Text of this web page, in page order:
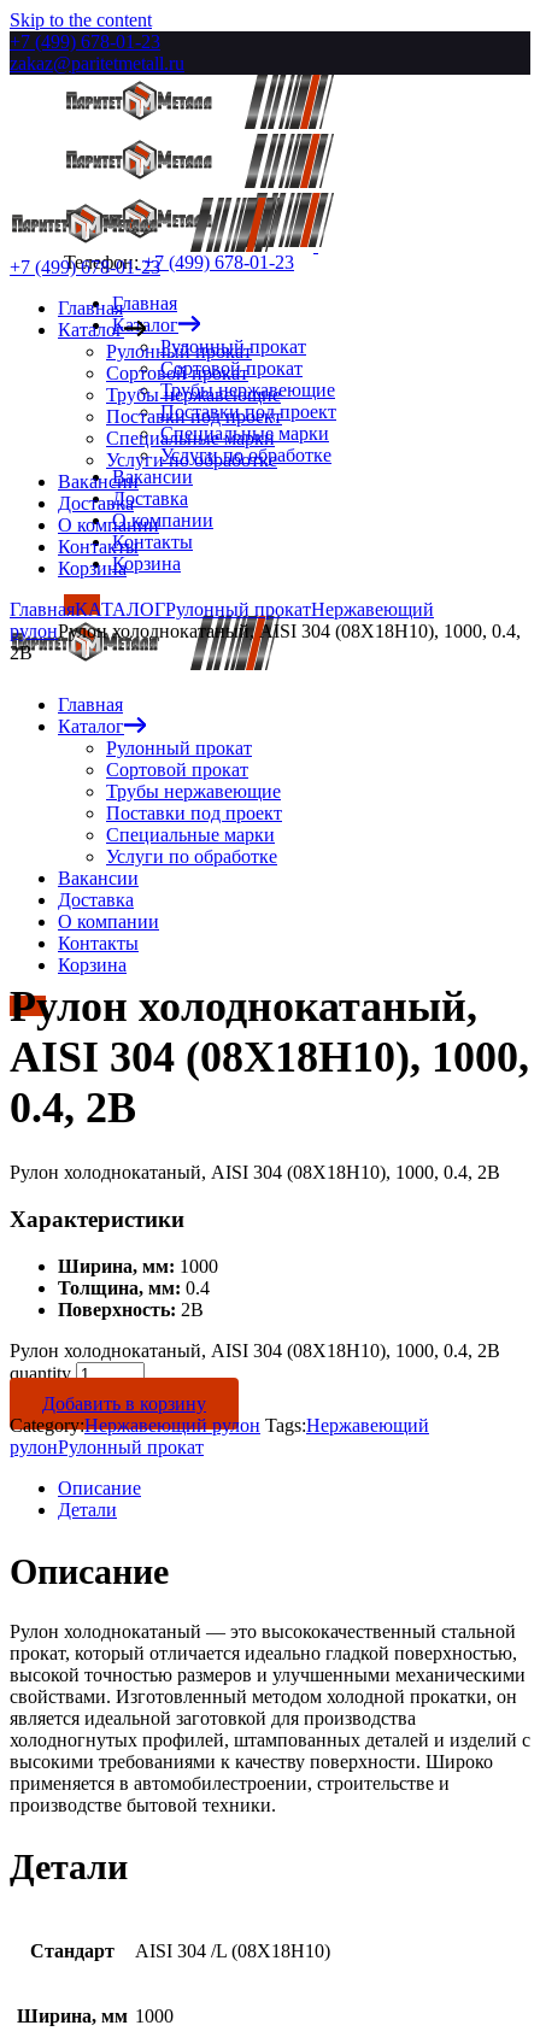
Skip to the content
+7 (499) 678-01-23
zakaz@paritetmetall.ru
Телефон:+7 (499) 678-01-23
Главная
Каталог
Рулонный прокат
Сортовой прокат
Трубы нержавеющие
Поставки под проект
Специальные марки
Услуги по обработке
Вакансии
Доставка
О компании
Контакты
Корзина
Главная
Каталог
Рулонный прокат
Сортовой прокат
Трубы нержавеющие
Поставки под проект
Специальные марки
Услуги по обработке
Вакансии
Доставка
О компании
Контакты
Корзина
+7 (499) 678-01-23
Главная
Каталог
Рулонный прокат
Сортовой прокат
Трубы нержавеющие
Поставки под проект
Специальные марки
Услуги по обработке
Вакансии
Доставка
О компании
Контакты
Корзина
ГлавнаяКАТАЛОГРулонный прокатНержавеющий
рулонРулон холоднокатаный, AISI 304 (08Х18Н10), 1000, 0.4,
2B
Рулон холоднокатаный,
AISI 304 (08Х18Н10), 1000,
0.4, 2B
Рулон холоднокатаный, AISI 304 (08Х18Н10), 1000, 0.4, 2B
Характеристики
Ширина, мм: 1000
Толщина, мм: 0.4
Поверхность: 2B
Рулон холоднокатаный, AISI 304 (08Х18Н10), 1000, 0.4, 2B
quantity
Добавить в корзину
Category:Нержавеющий рулон Tags:Нержавеющий
рулонРулонный прокат
Описание
Детали
Описание
Рулон холоднокатаный — это высококачественный стальной
прокат, который отличается идеально гладкой поверхностью,
высокой точностью размеров и улучшенными механическими
свойствами. Изготовленный методом холодной прокатки, он
является идеальной заготовкой для производства
холодногнутых профилей, штампованных деталей и изделий с
высокими требованиями к качеству поверхности. Широко
применяется в автомобилестроении, строительстве и
производстве бытовой техники.
Детали
Стандарт AISI 304 /L (08Х18Н10)
Ширина, мм 1000